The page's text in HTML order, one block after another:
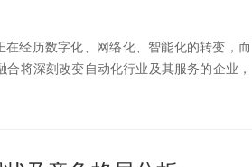
经历数字化、网络化、智能化的转变，而
将深刻改变自动化行业及其服务的企业，